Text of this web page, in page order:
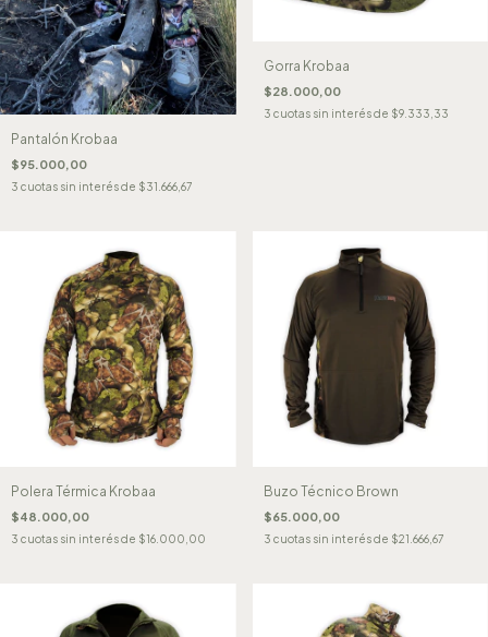
Pantalón Krobaa
$95.000,00
3 cuotas sin interés de $31.666,67
Gorra Krobaa
$28.000,00
3 cuotas sin interés de $9.333,33
Polera Térmica Krobaa
$48.000,00
3 cuotas sin interés de $16.000,00
Buzo Técnico Brown
$65.000,00
3 cuotas sin interés de $21.666,67